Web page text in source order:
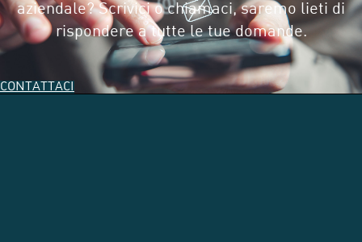
aziendale? Scrivici o chiamaci, saremo lieti di
rispondere a tutte le tue domande.
CONTATTACI